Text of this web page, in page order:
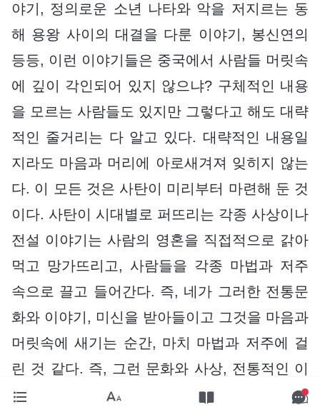
야기, 정의로운 소년 나타와 악을 저지르는 동
해 용왕 사이의 대결을 다룬 이야기, 봉신연의
등등, 이런 이야기들은 중국에서 사람들 머릿속
에 깊이 각인되어 있지 않으냐? 구체적인 내용
을 모르는 사람들도 있지만 그렇다고 해도 대략
적인 줄거리는 다 알고 있다. 대략적인 내용일
지라도 마음과 머리에 아로새겨져 잊히지 않는
다. 이 모든 것은 사탄이 미리부터 마련해 둔 것
이다. 사탄이 시대별로 퍼뜨리는 각종 사상이나
전설 이야기는 사람의 영혼을 직접적으로 갉아
먹고 망가뜨리고, 사람들을 각종 마법과 저주
속으로 끌고 들어간다. 즉, 네가 그러한 전통문
화와 이야기, 미신을 받아들이고 그것을 마음과
머릿속에 새기는 순간, 마치 마법과 저주에 걸
린 것 같다. 즉, 그런 문화와 사상, 전통적인 이
야기에 사로잡혀 영향을 받게 되는 것이다. 그